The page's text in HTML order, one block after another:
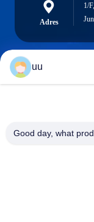
Adres
1/
uu
Good day, what